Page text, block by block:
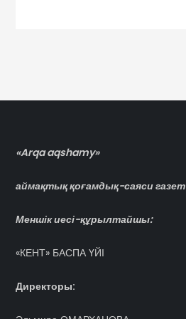
«Arqa aqshamy»
аймақтық қоғамдық-саяси газет
Меншік иесі-құрылтайшы:
«КЕНТ» БАСПА ҮЙІ
Директоры: